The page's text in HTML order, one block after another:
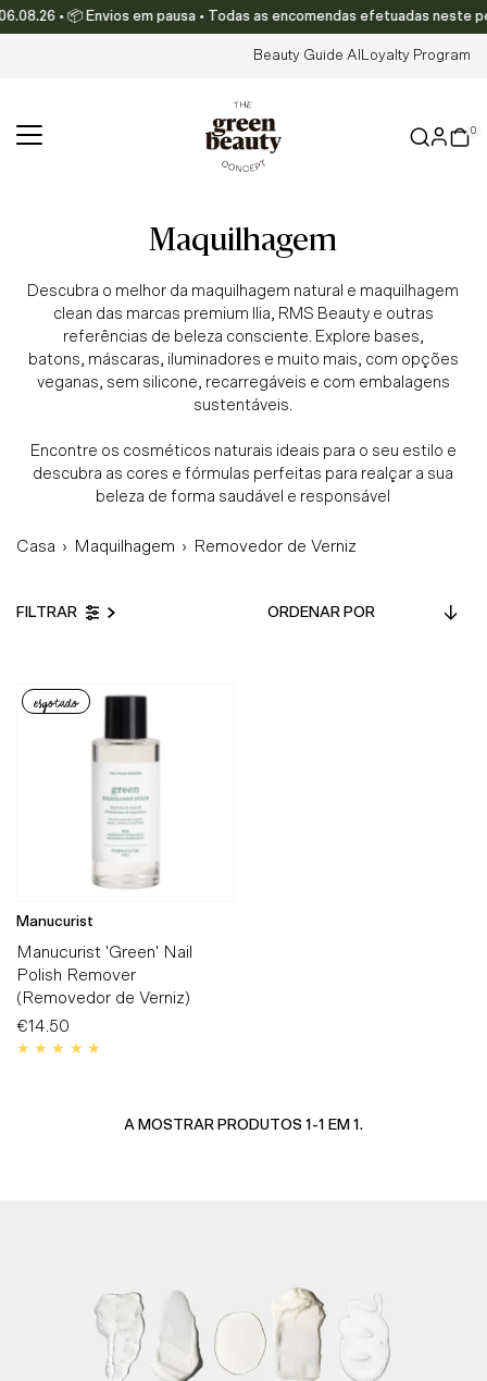
Translation missing: pt-PT.accessibility.skip_to_text
• 📦 Envios em pausa • Todas as encomendas efetuadas neste
Beauty Guide AI Loyalty Program
0
maquilhagem
Descubra o melhor da maquilhagem natural e maquilhagem
clean das marcas premium Ilia, RMS Beauty e outras
referências de beleza consciente. Explore bases,
batons, máscaras, iluminadores e muito mais, com opções
veganas, sem silicone, recarregáveis e com embalagens
sustentáveis.
Encontre os cosméticos naturais ideais para o seu estilo e
descubra as cores e fórmulas perfeitas para realçar a sua
beleza de forma saudável e responsável
Casa › Maquilhagem › Removedor de Verniz
FILTRAR
por
esgotado
Manucurist
Manucurist 'Green' Nail
Polish Remover
(Removedor de Verniz)
Preço
Normal
€14.50
A MOSTRAR PRODUTOS 1-1 EM 1.